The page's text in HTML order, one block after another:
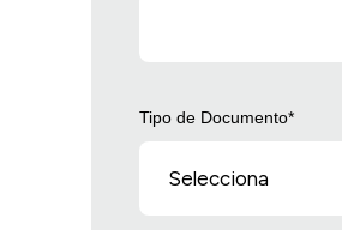
Tipo de Documento*